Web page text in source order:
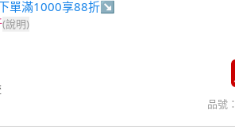
單滿1000享88折↘
(說明)
品號：